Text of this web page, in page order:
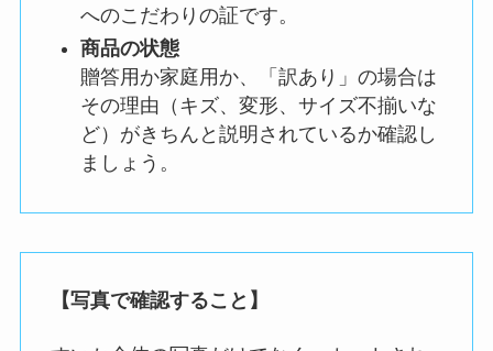
へのこだわりの証です。
商品の状態
贈答用か家庭用か、「訳あり」の場合は
その理由（キズ、変形、サイズ不揃いな
ど）がきちんと説明されているか確認し
ましょう。
【写真で確認すること】